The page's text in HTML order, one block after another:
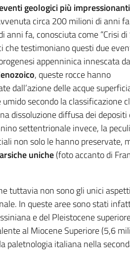
geologici più
circa 200 milioni di anni
fa, conosciuta come “Crisi
che testimoniano questi due
appenninica innescata
, queste rocce hanno
dall’azione delle acque
secondo la classificazione
dissoluzione diffusa dei
settentrionale invece, la
non solo le hanno preservate,
uniche(foto accanto di
tuttavia non sono gli unici
In queste aree sono stati
e del Pleistocene
al Miocene Superiore (5,6
italiana nella